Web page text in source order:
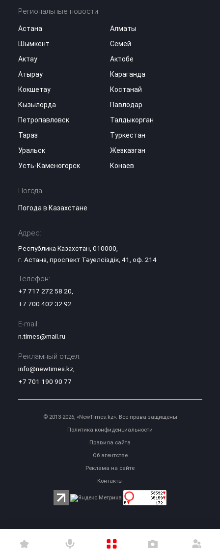
Региональные новости
Астана
Алматы
Шымкент
Семей
Актау
Актобе
Атырау
Караганда
Кокшетау
Костанай
Кызылорда
Павлодар
Петропавловск
Талдыкорган
Тараз
Туркестан
Уральск
Жезказган
Усть-Каменогорск
Конаев
Погода
Погода в Казахстане
Адрес:
Республика Казахстан, 010000,
г. Астана, проспект Тәуелсіздік, 41, оф. 214
Телефон:
+7 717 272 58 20,
+7 700 402 32 92
E-mail:
n.times@mail.ru
Рекламный отдел:
info@newtimes.kz,
+7 701 190 90 77
© 2013-2026, «NewTimes.kz». Все права защищены
Политика конфиденциальности
Правила сайта
Об агентстве
Реклама на сайте
Контакты